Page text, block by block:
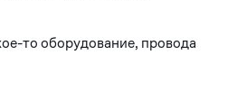
то оборудование, провода